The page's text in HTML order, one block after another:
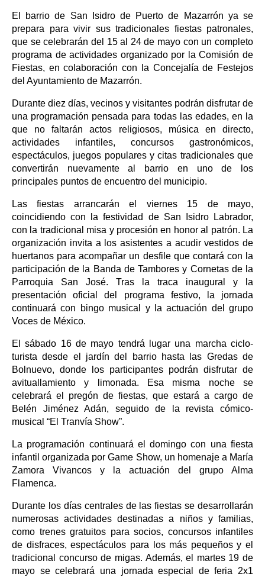
El barrio de San Isidro de Puerto de Mazarrón ya se
prepara para vivir sus tradicionales fiestas patronales,
que se celebrarán del 15 al 24 de mayo con un completo
programa de actividades organizado por la Comisión de
Fiestas, en colaboración con la Concejalía de Festejos
del Ayuntamiento de Mazarrón.
Durante diez días, vecinos y visitantes podrán disfrutar de
una programación pensada para todas las edades, en la
que no faltarán actos religiosos, música en directo,
actividades infantiles, concursos gastronómicos,
espectáculos, juegos populares y citas tradicionales que
convertirán nuevamente al barrio en uno de los
principales puntos de encuentro del municipio.
Las fiestas arrancarán el viernes 15 de mayo,
coincidiendo con la festividad de San Isidro Labrador,
con la tradicional misa y procesión en honor al patrón. La
organización invita a los asistentes a acudir vestidos de
huertanos para acompañar un desfile que contará con la
participación de la Banda de Tambores y Cornetas de la
Parroquia San José. Tras la traca inaugural y la
presentación oficial del programa festivo, la jornada
continuará con bingo musical y la actuación del grupo
Voces de México.
El sábado 16 de mayo tendrá lugar una marcha ciclo-
turista desde el jardín del barrio hasta las Gredas de
Bolnuevo, donde los participantes podrán disfrutar de
avituallamiento y limonada. Esa misma noche se
celebrará el pregón de fiestas, que estará a cargo de
Belén Jiménez Adán, seguido de la revista cómico-
musical “El Tranvía Show”.
La programación continuará el domingo con una fiesta
infantil organizada por Game Show, un homenaje a María
Zamora Vivancos y la actuación del grupo Alma
Flamenca.
Durante los días centrales de las fiestas se desarrollarán
numerosas actividades destinadas a niños y familias,
como trenes gratuitos para socios, concursos infantiles
de disfraces, espectáculos para los más pequeños y el
tradicional concurso de migas. Además, el martes 19 de
mayo se celebrará una jornada especial de feria 2x1